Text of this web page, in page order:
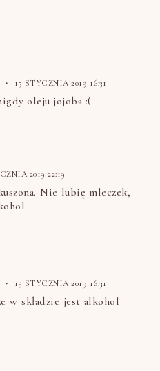
15 STYCZNIA 2019 16:31
oleju jojoba :(
2019 22:19
Nie lubię mleczek,
15 STYCZNIA 2019 16:31
w składzie jest alkohol